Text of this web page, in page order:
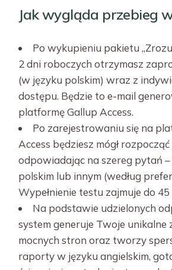
Jak wygląda przebieg
Po wykupieniu pakietu
2 dni roboczych otrzymasz
(w języku polskim) wraz z
dostępu. Będzie to e-mail
platformę Gallup Access.
Po zarejestrowaniu się na
Access będziesz mógł
odpowiadając na szereg pytań
polskim lub innym (według
Wypełnienie testu zajmuje do 45
Na podstawie udzielonych
system generuje Twoje unikalne
mocnych stron oraz tworzy
raporty w języku angielskim,